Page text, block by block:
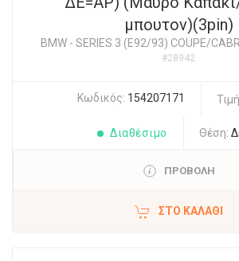
μπουτον)(3pin)
BMW - SERIES 3 (E92/93) COUPE/
#28942
Κωδικός: 154207171
Διαθέσιμο Θέση:
ΠΡΟΒΟΛΗ
ΣΤΟ ΚΑΛΆΘΙ